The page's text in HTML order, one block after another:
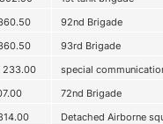
92nd Brigade
93rd Brigade
233.00
special
72nd Brigade
Detached Airborne